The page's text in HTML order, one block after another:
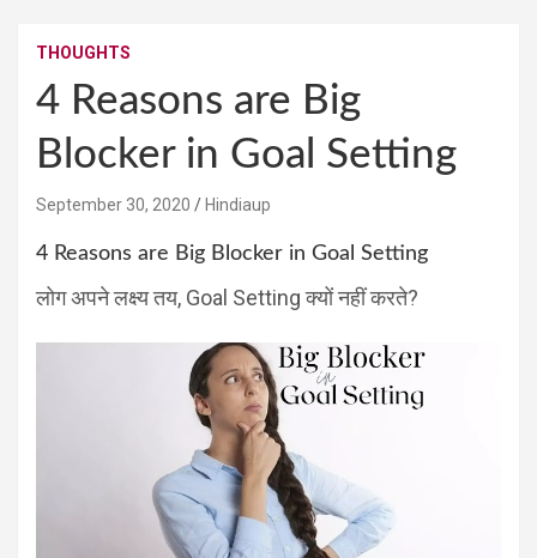
THOUGHTS
4 Reasons are Big
Blocker in Goal Setting
September 30, 2020 Hindiaup
4 Reasons are Big Blocker in Goal Setting
लोग अपने लक्ष्य तय, Goal Setting क्यों नहीं करते?